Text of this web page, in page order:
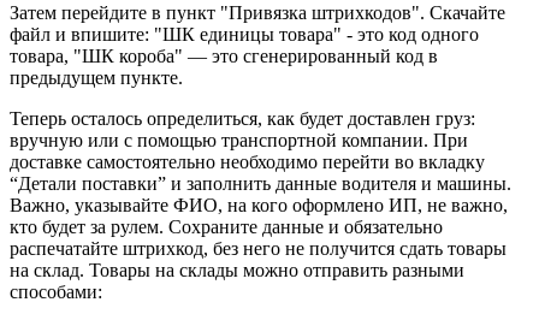
Затем перейдите в пункт "Привязка штрихкодов". Скачайте
файл и впишите: "ШК единицы товара" - это код одного
товара, "ШК короба" — это сгенерированный код в
предыдущем пункте.
Теперь осталось определиться, как будет доставлен груз:
вручную или с помощью транспортной компании. При
доставке самостоятельно необходимо перейти во вкладку
“Детали поставки” и заполнить данные водителя и машины.
Важно, указывайте ФИО, на кого оформлено ИП, не важно,
кто будет за рулем. Сохраните данные и обязательно
распечатайте штрихкод, без него не получится сдать товары
на склад. Товары на склады можно отправить разными
способами: